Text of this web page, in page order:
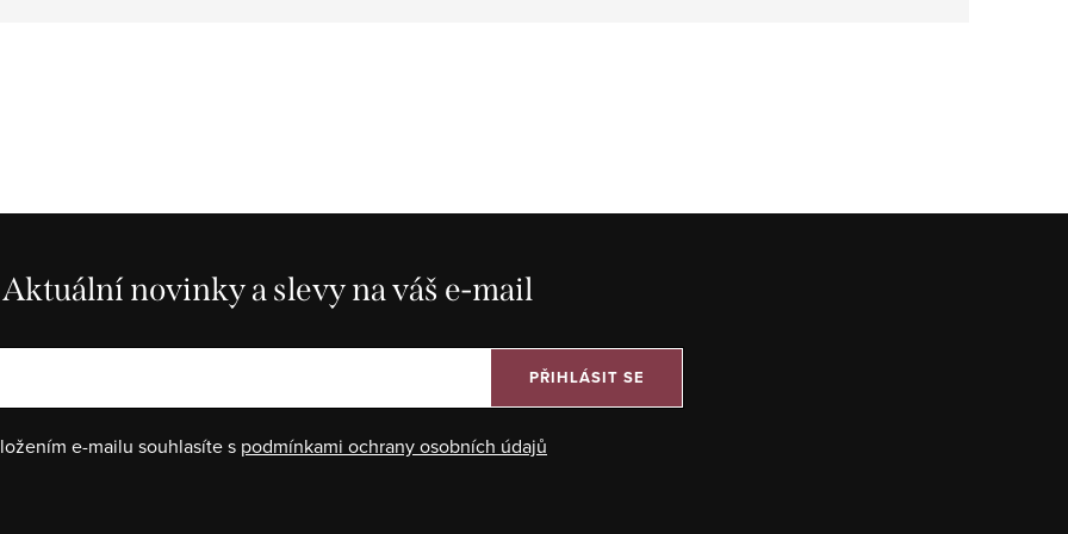
Aktuální novinky a slevy na váš e-mail
e-mailu souhlasíte s podmínkami ochrany osobních údajů
PŘIHLÁSIT SE